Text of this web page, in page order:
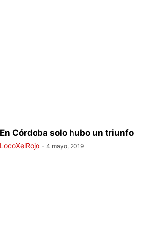
En Córdoba solo hubo un triunfo
LocoXelRojo - 4 mayo, 2019